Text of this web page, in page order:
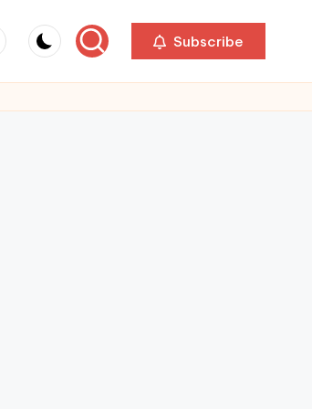
Subscribe